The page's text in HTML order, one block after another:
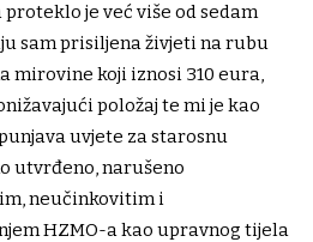
proteklo je već više od sedam
sam prisiljena živjeti na rubu
mirovine koji iznosi 310 eura,
položaj te mi je kao
uvjete za starosnu
utvrđeno, narušeno
neučinkovitim i
HZMO-a kao upravnog tijela